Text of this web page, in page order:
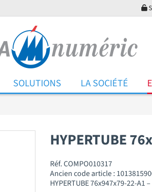
SOLUTIONS LA SOCIÉTÉ
HYPERTUBE
Réf. COMPO010317
Ancien code article :
HYPERTUBE 76x947x79-22-A1